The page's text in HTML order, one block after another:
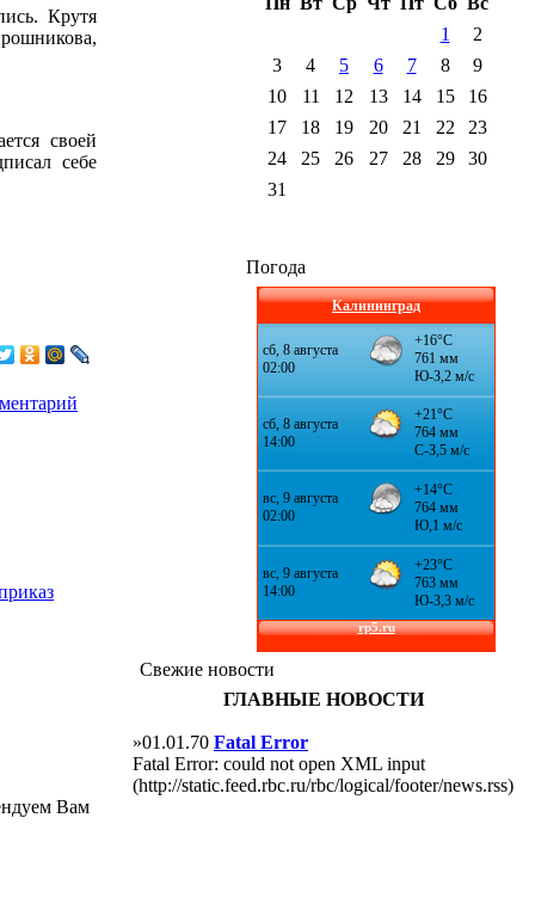
Крутя
своей
себе
Вам
1
2
3
4 5 6 7 8
9
10
11 12 13 14 15
16
17
18 19 20 21 22
23
24
25 26 27 28 29
30
31
Погода
Калининград
Свежие новости
ГЛАВНЫЕ НОВОСТИ
»01.01.70 Fatal Error
Fatal Error: could not open XML input
(http://static.feed.rbc.ru/rbc/logical/footer/news.rss)